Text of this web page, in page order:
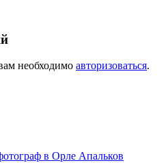
необходимо авторизоваться.
в Орле Апальков